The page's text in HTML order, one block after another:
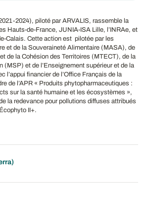
2024), piloté par ARVALIS, rassemble la
Hauts-de-France, JUNIA-ISA Lille, l’INRAe, et
Calais. Cette action est pilotée par les
et de la Souveraineté Alimentaire (MASA), de
de la Cohésion des Territoires (MTECT), de la
(MSP) et de l’Enseignement supérieur et de la
l’appui financier de l’Office Français de la
de l’APR « Produits phytopharmaceutiques :
sur la santé humaine et les écosystèmes »,
la redevance pour pollutions diffuses attribués
II+.